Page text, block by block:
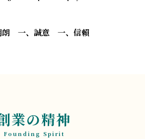
朗 一、誠意 一、信賴
業の精神
Founding Spirit